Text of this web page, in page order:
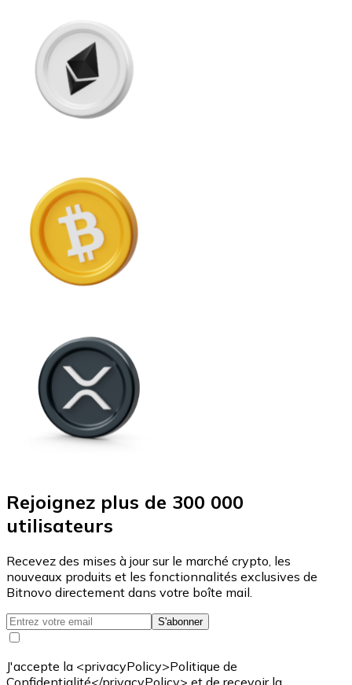
Rejoignez plus de 300 000
utilisateurs
Recevez des mises à jour sur le marché crypto, les
nouveaux produits et les fonctionnalités exclusives de
Bitnovo directement dans votre boîte mail.
S'abonner
J'accepte la <privacyPolicy>Politique de
Confidentialité</privacyPolicy> et de recevoir la